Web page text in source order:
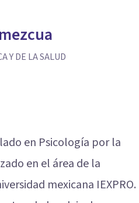
Y DE LA SALUD
en Psicología por la
en el área de la
mexicana IEXPRO.